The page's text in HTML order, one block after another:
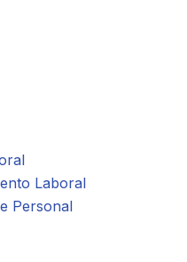
Laboral
Personal